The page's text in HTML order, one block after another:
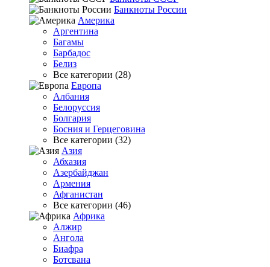
Банкноты России
Америка
Аргентина
Багамы
Барбадос
Белиз
Все категории (28)
Европа
Албания
Белоруссия
Болгария
Босния и Герцеговина
Все категории (32)
Азия
Абхазия
Азербайджан
Армения
Афганистан
Все категории (46)
Африка
Алжир
Ангола
Биафра
Ботсвана